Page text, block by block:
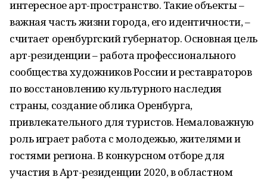
интересное арт-пространство. Такие объекты –
важная часть жизни города, его идентичности, –
считает оренбургский губернатор. Основная цель
арт-резиденции – работа профессионального
сообщества художников России и реставраторов
по восстановлению культурного наследия
страны, создание облика Оренбурга,
привлекательного для туристов. Немаловажную
роль играет работа с молодежью, жителями и
гостями региона. В конкурсном отборе для
участия в Арт-резиденции 2020, в областном